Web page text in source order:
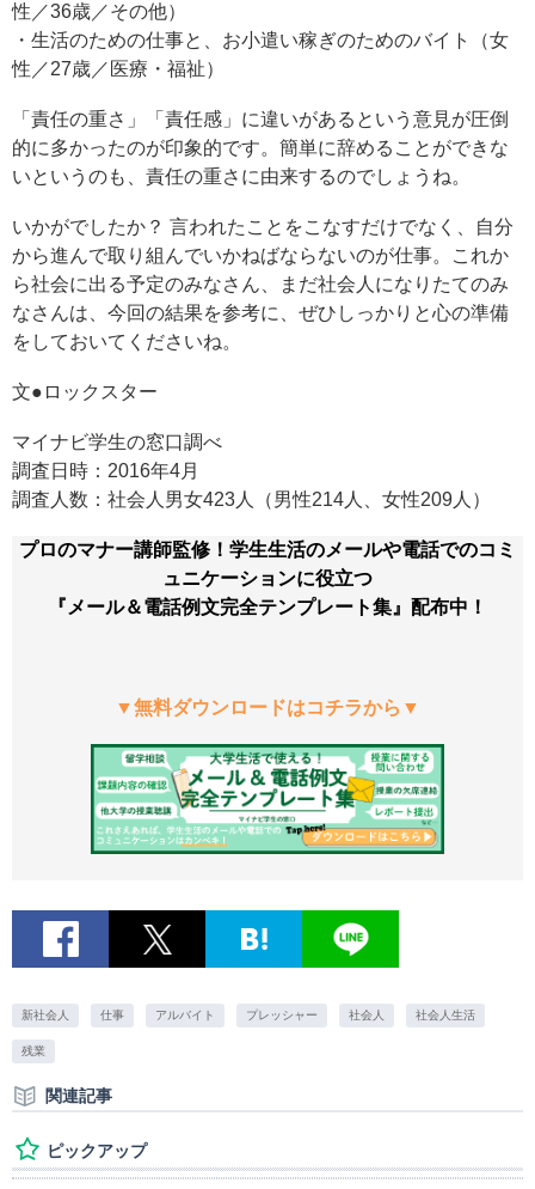
性／36歳／その他）
・生活のための仕事と、お小遣い稼ぎのためのバイト（女
性／27歳／医療・福祉）
「責任の重さ」「責任感」に違いがあるという意見が圧倒
的に多かったのが印象的です。簡単に辞めることができな
いというのも、責任の重さに由来するのでしょうね。
いかがでしたか？ 言われたことをこなすだけでなく、自分
から進んで取り組んでいかねばならないのが仕事。これか
ら社会に出る予定のみなさん、まだ社会人になりたてのみ
なさんは、今回の結果を参考に、ぜひしっかりと心の準備
をしておいてくださいね。
文●ロックスター
マイナビ学生の窓口調べ
調査日時：2016年4月
調査人数：社会人男女423人（男性214人、女性209人）
プロのマナー講師監修！学生生活のメールや電話でのコミ
ュニケーションに役立つ
『メール＆電話例文完全テンプレート集』配布中！
▼無料ダウンロードはコチラから▼
新社会人 仕事 アルバイト プレッシャー 社会人 社会人生活
残業
関連記事
ピックアップ